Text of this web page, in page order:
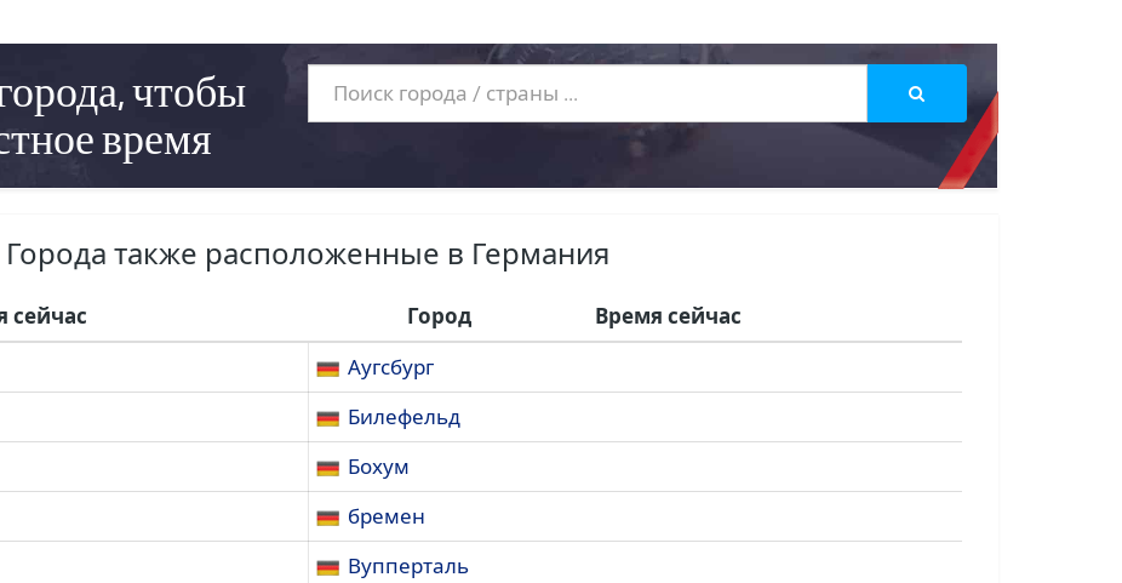
чтобы
время
Города также расположенные в Германия
сейчас Город Время сейчас
Аугсбург
Билефельд
Бохум
бремен
Вупперталь